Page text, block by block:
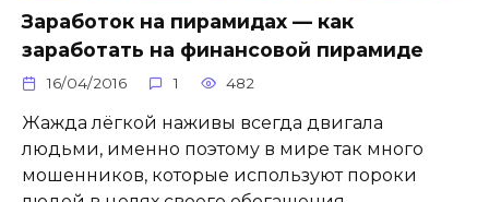
Заработок на пирамидах — как
заработать на финансовой пирамиде
16/04/2016 1 482
Жажда лёгкой наживы всегда двигала
людьми, именно поэтому в мире так много
мошенников, которые используют пороки